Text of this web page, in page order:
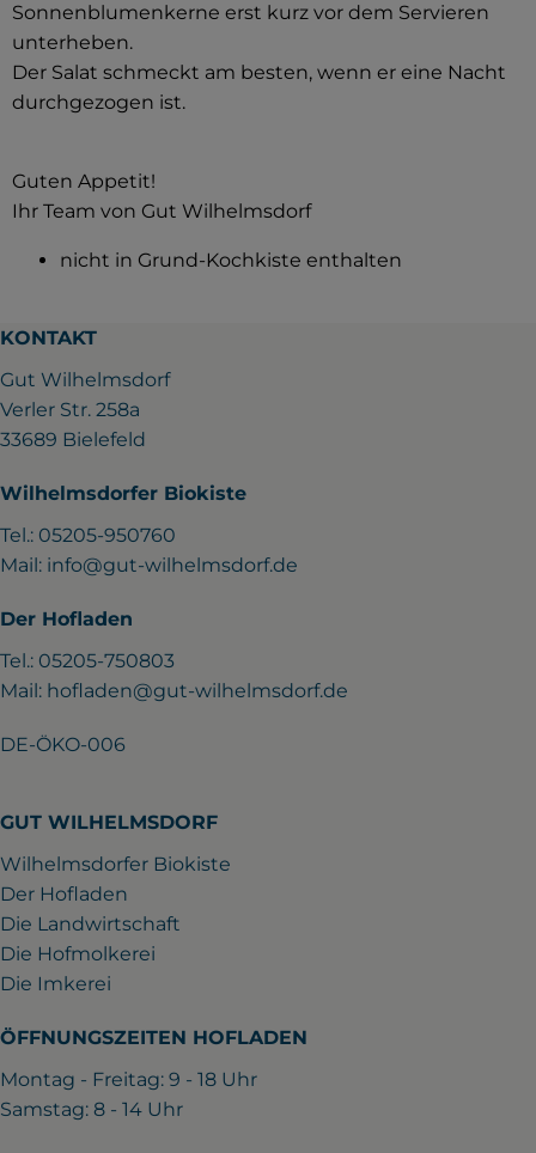
Sonnenblumenkerne erst kurz vor dem Servieren
unterheben.
Der Salat schmeckt am besten, wenn er eine Nacht
durchgezogen ist.
Guten Appetit!
Ihr Team von Gut Wilhelmsdorf
nicht in Grund-Kochkiste enthalten
KONTAKT
Gut Wilhelmsdorf
Verler Str. 258a
33689 Bielefeld
Wilhelmsdorfer Biokiste
Tel.: 05205-950760
Mail: info@gut-wilhelmsdorf.de
Der Hofladen
Tel.: 05205-750803
Mail: hofladen@gut-wilhelmsdorf.de
DE-ÖKO-006
GUT WILHELMSDORF
Wilhelmsdorfer Biokiste
Der Hofladen
Die Landwirtschaft
Die Hofmolkerei
Die Imkerei
ÖFFNUNGSZEITEN HOFLADEN
Montag - Freitag: 9 - 18 Uhr
Samstag: 8 - 14 Uhr